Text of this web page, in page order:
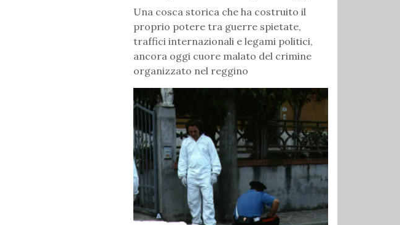
Una cosca storica che ha costruito il
proprio potere tra guerre spietate,
traffici internazionali e legami politici,
ancora oggi cuore malato del crimine
organizzato nel reggino